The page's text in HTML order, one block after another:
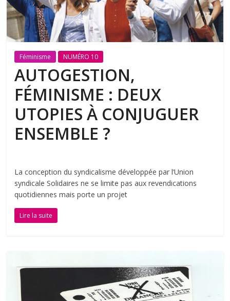
Féminisme NUMÉRO 10
AUTOGESTION,
FÉMINISME : DEUX
UTOPIES À CONJUGUER
ENSEMBLE ?
La conception du syndicalisme développée par l’Union
syndicale Solidaires ne se limite pas aux revendications
quotidiennes mais porte un projet
Lire la suite